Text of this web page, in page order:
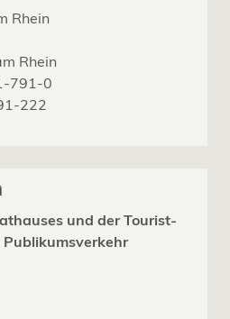
Rhein
Rhein
791-0
222
und der Tourist-